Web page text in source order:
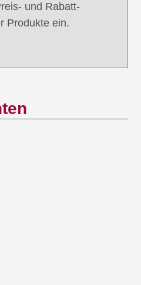
und Rabatt-
Produkte ein.